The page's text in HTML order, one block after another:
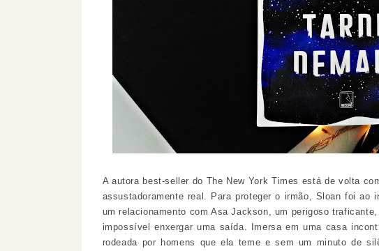
A autora best-seller do The New York Times está de volta
assustadoramente real.
Para proteger o irmão, Sloan foi ao
um relacionamento com Asa Jackson, um perigoso
impossível enxergar uma saída. Imersa em uma casa
rodeada por homens que ela teme e sem um minuto de